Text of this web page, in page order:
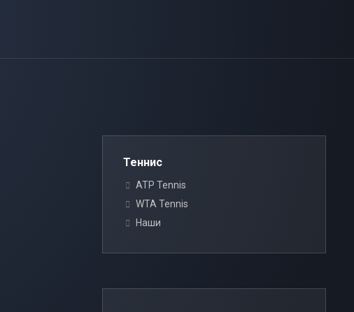
Теннис
ATP Tennis
WTA Tennis
Наши